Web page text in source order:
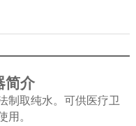
简介
制取纯水。可供医疗卫
用。